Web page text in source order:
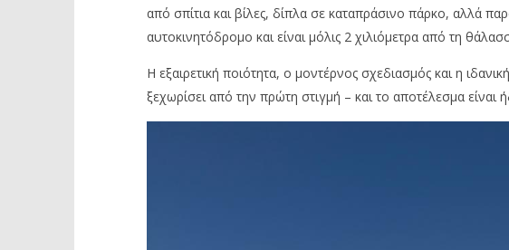
από σπίτια και βίλες, δίπλα σε καταπράσινο πάρκο, αλλά
αυτοκινητόδρομο και είναι μόλις 2 χιλιόμετρα από τη
Η εξαιρετική ποιότητα, ο μοντέρνος σχεδιασμός και η
ξεχωρίσει από την πρώτη στιγμή – και το αποτέλεσμα είναι